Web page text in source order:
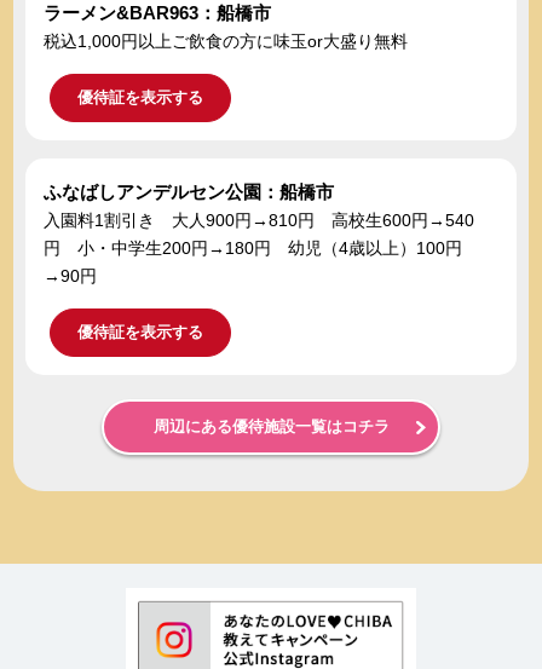
ラーメン&BAR963：船橋市
税込1,000円以上ご飲食の方に味玉or大盛り無料
優待証を表示する
ふなばしアンデルセン公園：船橋市
入園料1割引き 大人900円→810円 高校生600円→540
円 小・中学生200円→180円 幼児（4歳以上）100円
→90円
優待証を表示する
周辺にある優待施設一覧はコチラ